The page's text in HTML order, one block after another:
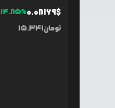
14.85%0.08169$
15,341تومان